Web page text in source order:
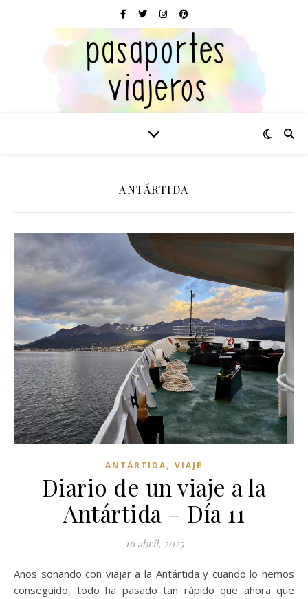
ANTÁRTIDA
ANTÁRTIDA, VIAJE
Diario de un viaje a la
Antártida – Día 11
16 abril, 2025
Años soñando con viajar a la Antártida y cuando lo hemos
conseguido, todo ha pasado tan rápido que ahora que